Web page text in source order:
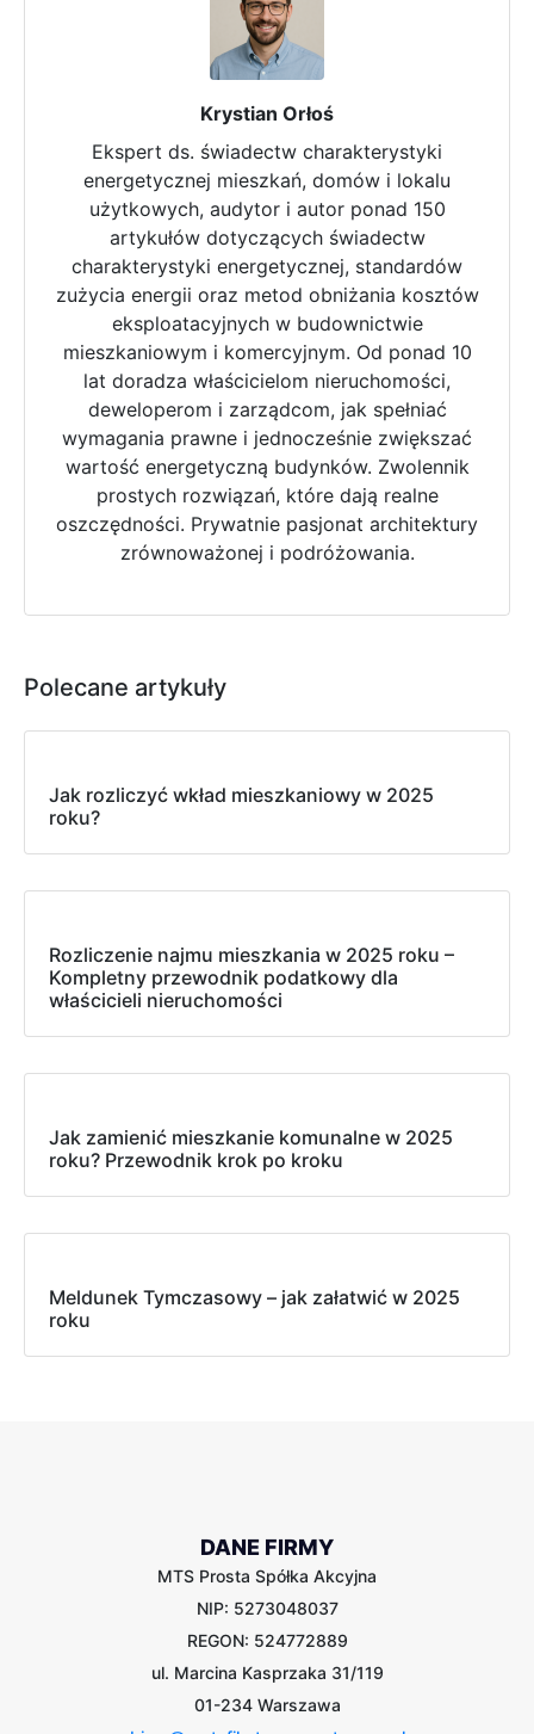
Krystian Orłoś
Ekspert ds. świadectw charakterystyki
energetycznej mieszkań, domów i lokalu
użytkowych, audytor i autor ponad 150
artykułów dotyczących świadectw
charakterystyki energetycznej, standardów
zużycia energii oraz metod obniżania kosztów
eksploatacyjnych w budownictwie
mieszkaniowym i komercyjnym. Od ponad 10
lat doradza właścicielom nieruchomości,
deweloperom i zarządcom, jak spełniać
wymagania prawne i jednocześnie zwiększać
wartość energetyczną budynków. Zwolennik
prostych rozwiązań, które dają realne
oszczędności. Prywatnie pasjonat architektury
zrównoważonej i podróżowania.
Polecane artykuły
Jak rozliczyć wkład mieszkaniowy w 2025
roku?
Rozliczenie najmu mieszkania w 2025 roku –
Kompletny przewodnik podatkowy dla
właścicieli nieruchomości
Jak zamienić mieszkanie komunalne w 2025
roku? Przewodnik krok po kroku
Meldunek Tymczasowy – jak załatwić w 2025
roku
DANE FIRMY
MTS Prosta Spółka Akcyjna
NIP: 5273048037
REGON: 524772889
ul. Marcina Kasprzaka 31/119
01-234 Warszawa